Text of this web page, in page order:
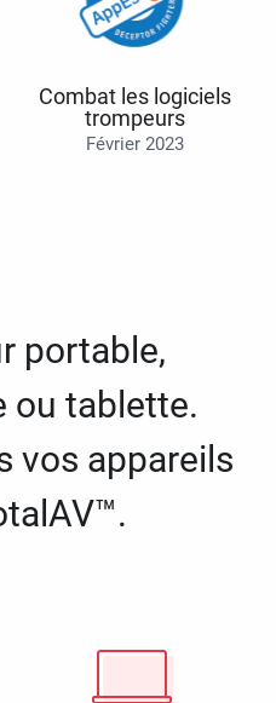
Combat les logiciels
trompeurs
Février 2023
portable,
ou tablette.
vos appareils